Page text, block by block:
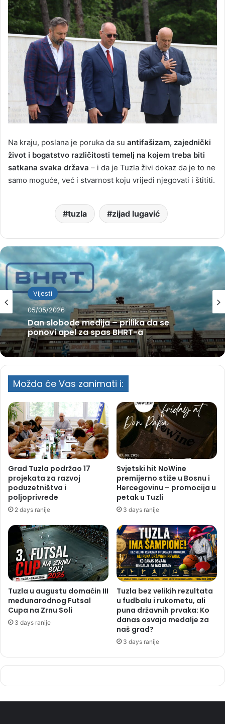
Na kraju, poslana je poruka da su antifašizam, zajednički
život i bogatstvo različitosti temelj na kojem treba biti
satkana svaka država – i da je Tuzla živi dokaz da je to ne
samo moguće, već i stvarnost koju vrijedi njegovati i štititi.
tuzla zijad lugavić
Vijesti
05/05/2026
Dan slobode medija – prilika da se
ponovi apel za spas BHRT-a
Možda će Vas zanimati i:
Grad Tuzla podržao 17
projekata za razvoj
poduzetništva i
poljoprivrede
2 days ranije
Svjetski hit NoWine
premijerno stiže u Bosnu i
Hercegovinu – promocija u
petak u Tuzli
3 days ranije
Tuzla u augustu domaćin III
međunarodnog Futsal
Cupa na Zrnu Soli
3 days ranije
Tuzla bez velikih rezultata
u fudbalu i rukometu, ali
puna državnih prvaka: Ko
danas osvaja medalje za
naš grad?
3 days ranije